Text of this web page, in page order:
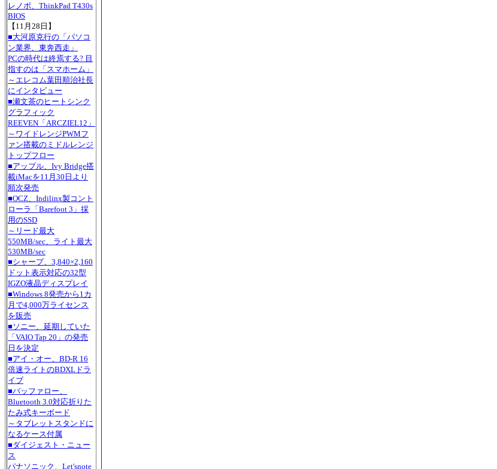
レノボ、ThinkPad T430s
BIOS
【11月28日】
■大河原克行の「パソコ
ン業界、東奔西走」
PCの時代は終焉する? 目
指すのは「スマホーム」
～エレコム葉田順治社長
にインタビュー
■瀬文茶のヒートシンク
グラフィック
REEVEN「ARCZIEL12」
～ワイドレンジPWMフ
ァン搭載のミドルレンジ
トップフロー
■アップル、Ivy Bridge搭
載iMacを11月30日より
順次発売
■OCZ、Indilinx製コント
ローラ「Barefoot 3」採
用のSSD
～リード最大
550MB/sec、ライト最大
530MB/sec
■シャープ、3,840×2,160
ドット表示対応の32型
IGZO液晶ディスプレイ
■Windows 8発売から1カ
月で4,000万ライセンス
を販売
■ソニー、延期していた
「VAIO Tap 20」の発売
日を決定
■アイ・オー、BD-R 16
倍速ライトのBDXLドラ
イブ
■バッファロー、
Bluetooth 3.0対応折りた
たみ式キーボード
～タブレットスタンドに
なるケース付属
■ダイジェスト・ニュー
ス
パナソニック、Let'snote